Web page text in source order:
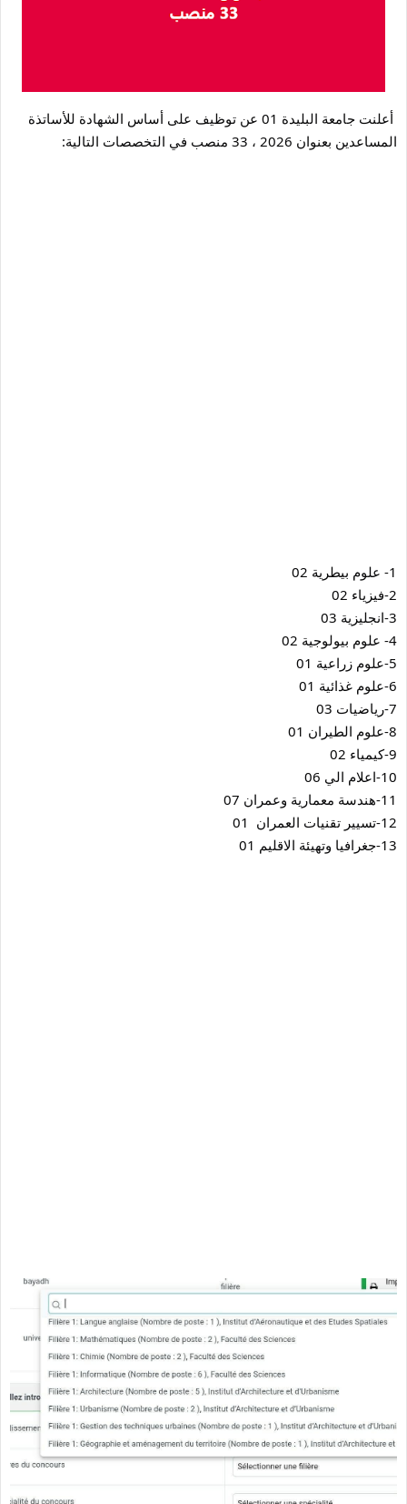
المساعدين بعنوان 2026 ، 33 منصب في التخصصات التالية:
1- علوم بيطرية 02
2-فيزياء 02
3-انجليزية 03
4- علوم بيولوجية 02
5-علوم زراعية 01
6-علوم غذائية 01
7-رياضيات 03
8-علوم الطيران 01
9-كيمياء 02
10-اعلام الي 06
11-هندسة معمارية وعمران 07
12-تسيير تقنيات العمران  01
13-جغرافيا وتهيئة الاقليم 01